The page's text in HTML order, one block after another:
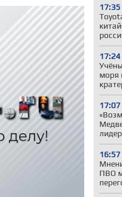
17:35
17:24
моря
17:07
16:57
ПВО